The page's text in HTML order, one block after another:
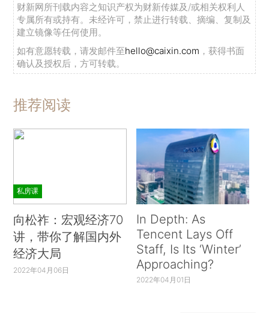
财新网所刊载内容之知识产权为财新传媒及/或相关权利人
专属所有或持有。未经许可，禁止进行转载、摘编、复制及
建立镜像等任何使用。
如有意愿转载，请发邮件至hello@caixin.com ，获得书面
确认及授权后，方可转载。
推荐阅读
私房课
向松祚：宏观经济70
讲，带你了解国内外
经济大局
2022年04月06日
In Depth: As
Tencent Lays Off
Staff, Is Its ‘Winter’
Approaching?
2022年04月01日